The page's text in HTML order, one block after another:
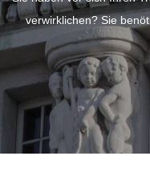
verwirklichen? Sie